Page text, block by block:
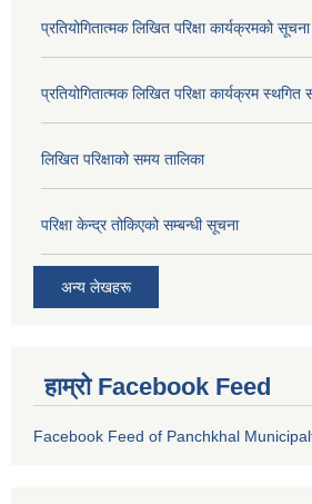
प्रतियोगितात्मक लिखित परिक्षा कार्यक्रमको सूचना
प्रतियोगितात्मक लिखित परिक्षा कार्यक्रम स्थगित
लिखित परिक्षाको समय तालिका
परिक्षा केन्द्र तोकिएको सम्बन्धी सूचना
अन्य लेखहरू
हाम्रो Facebook Feed
Facebook Feed of Panchkhal